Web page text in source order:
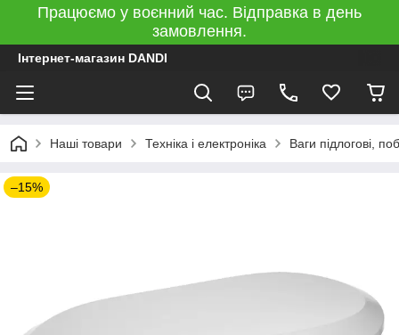
Працюємо у воєнний час. Відправка в день
замовлення.
Інтернет-магазин DANDI
Наші товари Техніка і електроніка Ваги підлогові,
–15%